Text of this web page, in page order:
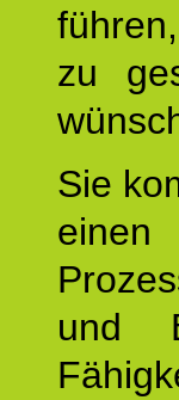
zu
Sie
einen
und